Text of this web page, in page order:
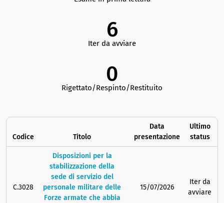
6
Iter da avviare
0
Rigettato/Respinto/Restituito
Codice Titolo
Data
presentazione
Ultimo
status
C.3028
Disposizioni per la
stabilizzazione della
sede di servizio del
personale militare delle
Forze armate che abbia
15/07/2026
Iter da
avviare